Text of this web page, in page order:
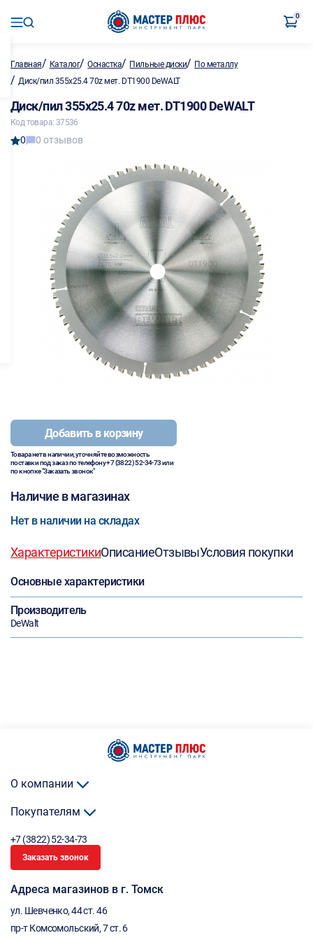
0
Главная/ Каталог/Оснастка/ Пильные диски/ По металлу
/ Диск/пил 355х25.4 70z мет. DT1900 DeWALT
Диск/пил 355х25.4 70z мет. DT1900 DeWALT
Код товара: 37536
0 0 отзывов
Добавить в корзину
Товара нет в наличии, уточняйте возможность
поставки под заказ по телефону+7 (3822) 52-34-73или
по кнопке "Заказать звонок"
Наличие в магазинах
Нет в наличии на складах
ХарактеристикиОписаниеОтзывыУсловия покупки
Основные характеристики
Производитель
DeWalt
О компании
Покупателям
+7 (3822) 52-34-73
Заказать звонок
Адреса магазинов в г. Томск
ул. Шевченко, 44 ст. 46
пр-т Комсомольский, 7 ст. 6